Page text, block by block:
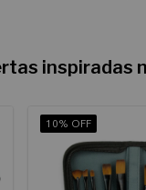
inspiradas
10% OFF